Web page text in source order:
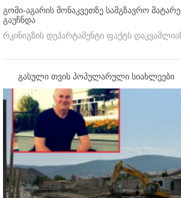
გომი-აგარის მონაკვეთზე სამგზავრო
გაუჩნდა
რკინიგზის დეპარტამენტი ფაქტს
გასული თვის პოპულარული სიახლეები